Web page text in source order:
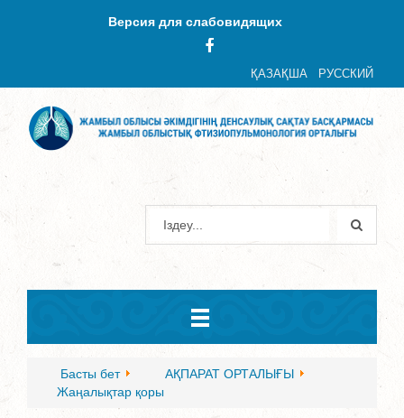
Версия для слабовидящих
ҚАЗАҚША РУССКИЙ
Басты бет
АҚПАРАТ ОРТАЛЫҒЫ
Жаңалықтар қоры